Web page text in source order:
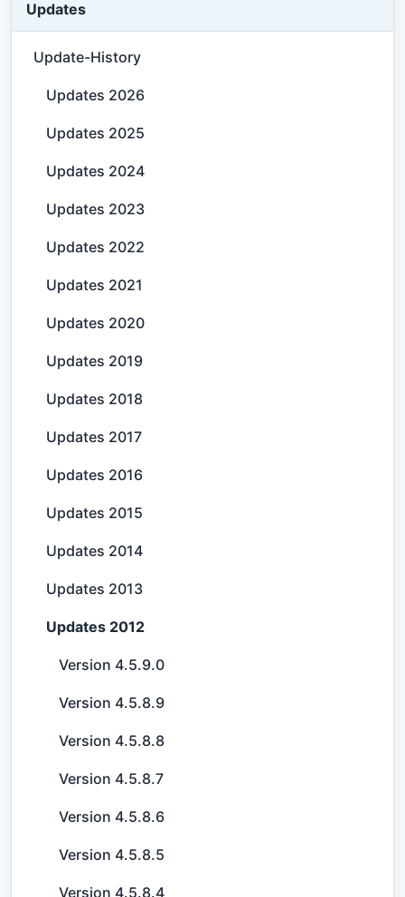
Updates
Update-History
Updates 2026
Updates 2025
Updates 2024
Updates 2023
Updates 2022
Updates 2021
Updates 2020
Updates 2019
Updates 2018
Updates 2017
Updates 2016
Updates 2015
Updates 2014
Updates 2013
Updates 2012
Version 4.5.9.0
Version 4.5.8.9
Version 4.5.8.8
Version 4.5.8.7
Version 4.5.8.6
Version 4.5.8.5
Version 4.5.8.4